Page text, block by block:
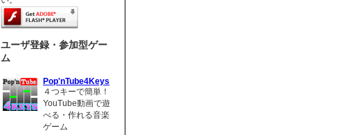
ユーザ登録・参加型ゲー
ム
Pop'nTube4Keys
４つキーで簡単！
YouTube動画で遊
べる・作れる音楽
ゲーム